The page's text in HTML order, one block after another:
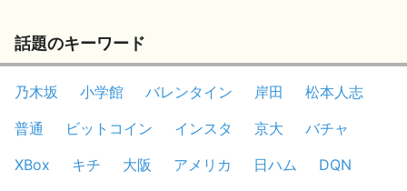
話題のキーワード
乃木坂 小学館 バレンタイン 岸田
松本人志
普通
ビットコイン インスタ 京大
バチャ
XBox
キチ 大阪 アメリカ 日ハム
DQN